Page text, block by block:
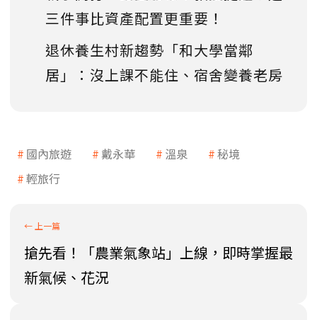
三件事比資產配置更重要！
退休養生村新趨勢「和大學當鄰
居」：沒上課不能住、宿舍變養老房
國內旅遊 戴永華 溫泉
秘境
輕旅行
搶先看！「農業氣象站」上線，即時掌握最
新氣候、花況